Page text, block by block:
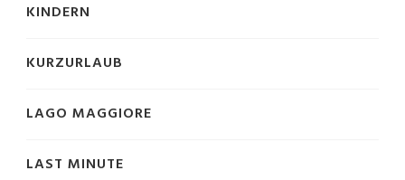
KINDERN
KURZURLAUB
LAGO MAGGIORE
LAST MINUTE